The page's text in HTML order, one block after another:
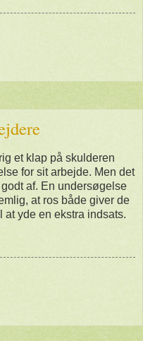
et klap på skulderen
for sit arbejde. Men det
af. En undersøgelse
at ros både giver de
at yde en ekstra indsats.